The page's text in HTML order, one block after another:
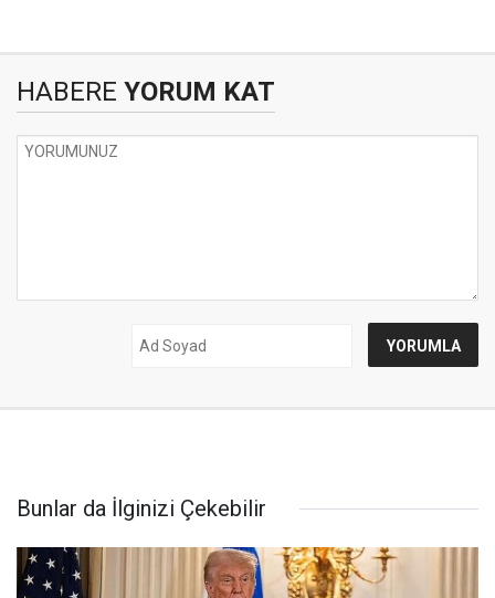
HABERE YORUM KAT
Bunlar da İlginizi Çekebilir